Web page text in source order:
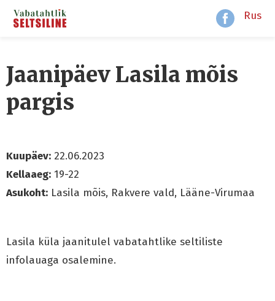
Rus
Jaanipäev Lasila mõis
pargis
Kuupäev: 22.06.2023
Kellaaeg: 19-22
Asukoht: Lasila mõis, Rakvere vald, Lääne-Virumaa
Lasila küla jaanitulel vabatahtlike seltiliste
infolauaga osalemine.